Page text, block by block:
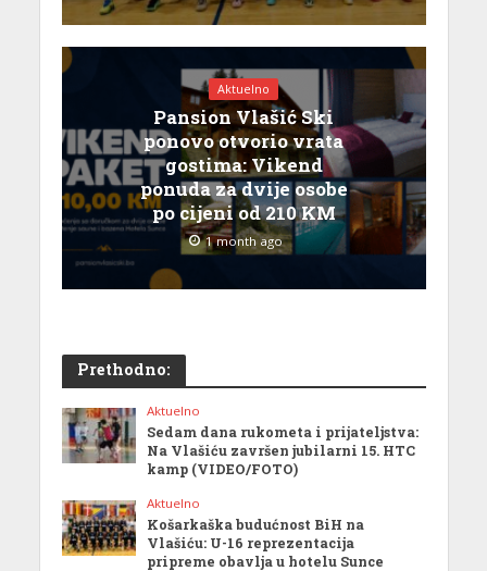
Aktuelno
Pansion Vlašić Ski
ponovo otvorio vrata
gostima: Vikend
ponuda za dvije osobe
po cijeni od 210 KM
1 month ago
Prethodno:
Aktuelno
Sedam dana rukometa i prijateljstva:
Na Vlašiću završen jubilarni 15. HTC
kamp (VIDEO/FOTO)
Aktuelno
Košarkaška budućnost BiH na
Vlašiću: U-16 reprezentacija
pripreme obavlja u hotelu Sunce